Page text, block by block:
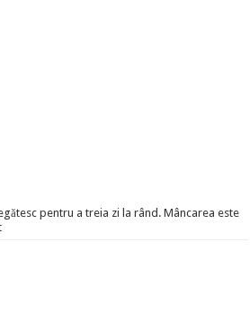
pentru a treia zi la rând. Mâncarea este